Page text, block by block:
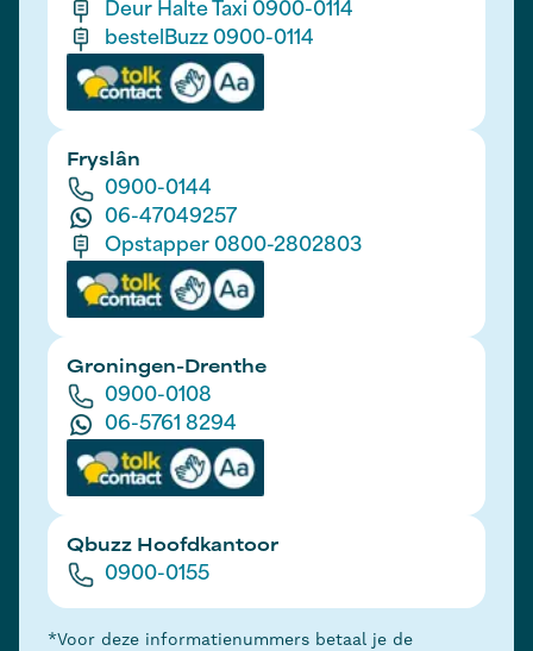
Deur Halte Taxi 0900-0114
bestelBuzz 0900-0114
Fryslân
0900-0144
06-47049257
Opstapper 0800-2802803
Groningen-Drenthe
0900-0108
06-5761 8294
Qbuzz Hoofdkantoor
0900-0155
*Voor deze informatienummers betaal je de